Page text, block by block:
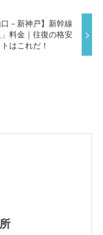
口－新神戸】新幹線
」料金｜往復の格安
はこれだ！